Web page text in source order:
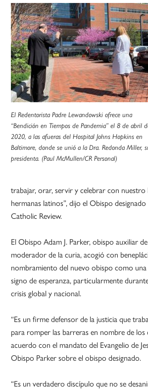
El Redentorista Padre Lewandowski ofrece una
“Bendición en Tiempos de Pandemia” el 8 de abril
2020, a las afueras del Hospital Johns Hopkins en
Baltimore, donde se unió a la Dra. Redonda Miller,
presidenta. (Paul McMullen/CR Personal)
trabajar, orar, servir y celebrar con
hermanas latinos”, dijo el Obispo
Catholic Review.
El Obispo Adam J. Parker, obispo auxiliar
moderador de la curia, acogió con
nombramiento del nuevo obispo como
signo de esperanza, particularmente
crisis global y nacional.
“Es un firme defensor de la justicia que
para romper las barreras en nombre de
acuerdo con el mandato del Evangelio de
Obispo Parker sobre el obispo designado.
“Es un verdadero discípulo que no se